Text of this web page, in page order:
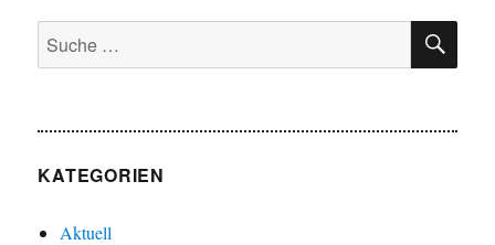
Suche
nach:
KATEGORIEN
Aktuell